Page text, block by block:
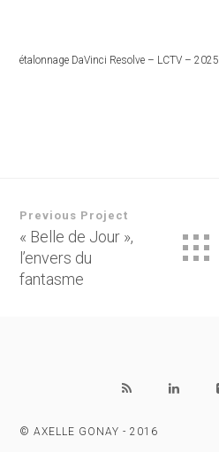
étalonnage DaVinci Resolve – LCTV – 2025
Previous Project
« Belle de Jour »,
l’envers du
fantasme
© AXELLE GONAY - 2016